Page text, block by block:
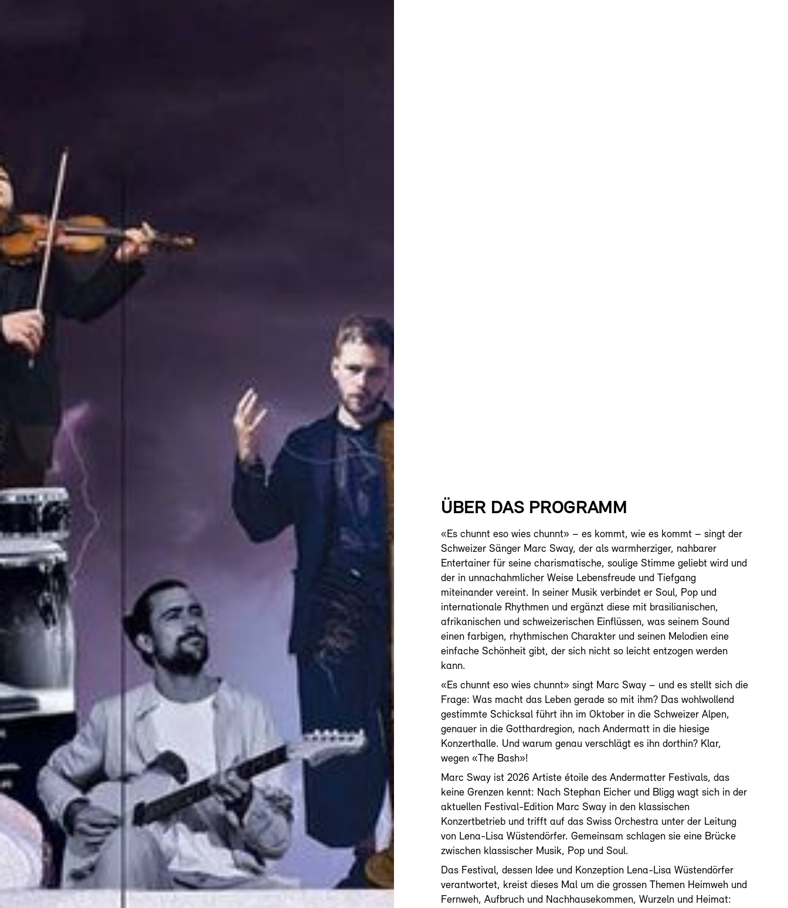
ÜBER DAS PROGRAMM
«Es chunnt eso wies chunnt» – es kommt, wie es kommt – singt der
Schweizer Sänger Marc Sway, der als warmherziger, nahbarer
Entertainer für seine charismatische, soulige Stimme geliebt wird und
der in unnachahmlicher Weise Lebensfreude und Tiefgang
miteinander vereint. In seiner Musik verbindet er Soul, Pop und
internationale Rhythmen und ergänzt diese mit brasilianischen,
afrikanischen und schweizerischen Einflüssen, was seinem Sound
einen farbigen, rhythmischen Charakter und seinen Melodien eine
einfache Schönheit gibt, der sich nicht so leicht entzogen werden
kann.
«Es chunnt eso wies chunnt» singt Marc Sway – und es stellt sich die
Frage: Was macht das Leben gerade so mit ihm? Das wohlwollend
gestimmte Schicksal führt ihn im Oktober in die Schweizer Alpen,
genauer in die Gotthardregion, nach Andermatt in die hiesige
Konzerthalle. Und warum genau verschlägt es ihn dorthin? Klar,
wegen «The Bash»!
Marc Sway ist 2026 Artiste étoile des Andermatter Festivals, das
keine Grenzen kennt: Nach Stephan Eicher und Bligg wagt sich in der
aktuellen Festival-Edition Marc Sway in den klassischen
Konzertbetrieb und trifft auf das Swiss Orchestra unter der Leitung
von Lena-Lisa Wüstendörfer. Gemeinsam schlagen sie eine Brücke
zwischen klassischer Musik, Pop und Soul.
Das Festival, dessen Idee und Konzeption Lena-Lisa Wüstendörfer
verantwortet, kreist dieses Mal um die grossen Themen Heimweh und
Fernweh, Aufbruch und Nachhausekommen, Wurzeln und Heimat: